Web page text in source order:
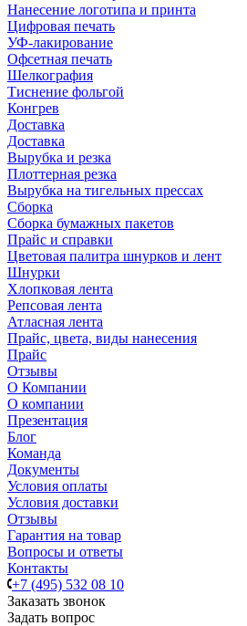
Нанесение логотипа и принта
Цифровая печать
УФ-лакирование
Офсетная печать
Шелкография
Тиснение фольгой
Конгрев
Доставка
Доставка
Вырубка и резка
Плоттерная резка
Вырубка на тигельных прессах
Сборка
Сборка бумажных пакетов
Прайс и справки
Цветовая палитра шнурков и лент
Шнурки
Хлопковая лента
Репсовая лента
Атласная лента
Прайс, цвета, виды нанесения
Прайс
Отзывы
О Компании
О компании
Презентация
Блог
Команда
Документы
Условия оплаты
Условия доставки
Отзывы
Гарантия на товар
Вопросы и ответы
Контакты
+7 (495) 532 08 10
Заказать звонок
Задать вопрос